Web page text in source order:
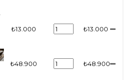
₺13.000 ₺13.000
₺48.900 ₺48.900